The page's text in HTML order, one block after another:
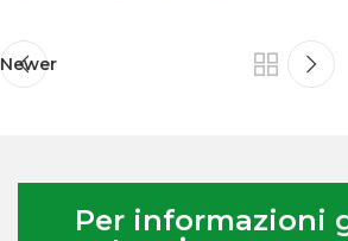
Newer
Per informazioni